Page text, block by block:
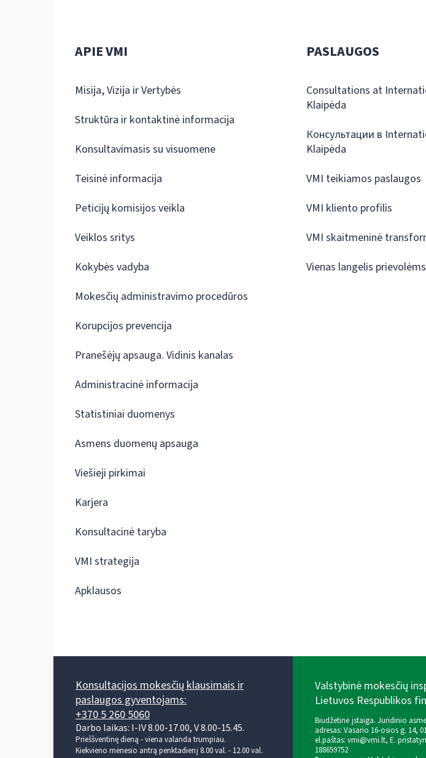
APIE VMI
Misija, Vizija ir Vertybės
Struktūra ir kontaktinė informacija
Konsultavimasis su visuomene
Teisinė informacija
Peticijų komisijos veikla
Veiklos sritys
Kokybės vadyba
Mokesčių administravimo procedūros
Korupcijos prevencija
Pranešėjų apsauga. Vidinis kanalas
Administracinė informacija
Statistiniai duomenys
Asmens duomenų apsauga
Viešieji pirkimai
Karjera
Konsultacinė taryba
VMI strategija
Apklausos
PASLAUGOS
Consultations at
Klaipėda
Консультации в
Klaipėda
VMI teikiamos paslaugos
VMI kliento profilis
VMI skaitmeninė
Vienas langelis
Konsultacijos mokesčių klausimais ir
paslaugos gyventojams:
+370 5 260 5060
Darbo laikas: I-IV 8.00-17.00, V 8.00-15.45.
Prieššventinę dieną - viena valanda trumpiau.
Kiekvieno mėnesio antrą penktadienį 8.00 val. - 12.00 val.
Valstybinė mokesčių
Lietuvos Respublikos
Biudžetinė įstaiga. Juridinio
adresas: Vasario 16-osios g. 14,
el.paštas: vmi@vmi.lt, E.
188659752